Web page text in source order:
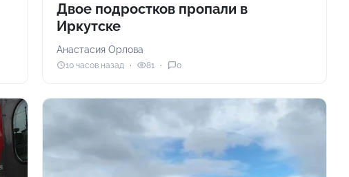
Двое подростков пропали в
Иркутске
Анастасия Орлова
10 часов назад 81 0